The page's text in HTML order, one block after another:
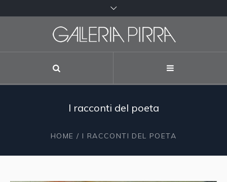
I racconti del poeta
HOME / I RACCONTI DEL POETA